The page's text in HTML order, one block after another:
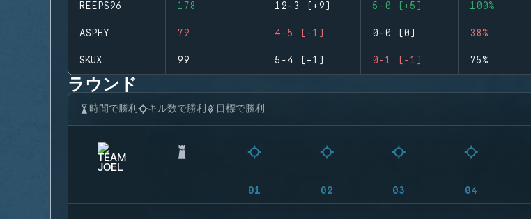
REEPS96 178 12-3 (+9) 5-0 (+5) 100%
ASPHY 79 4-5 (-1) 0-0 (0) 38%
SKUX 99 5-4 (+1) 0-1 (-1) 75%
ラウンド
時間で勝利 キル数で勝利 目標で勝利
01 02 03 04